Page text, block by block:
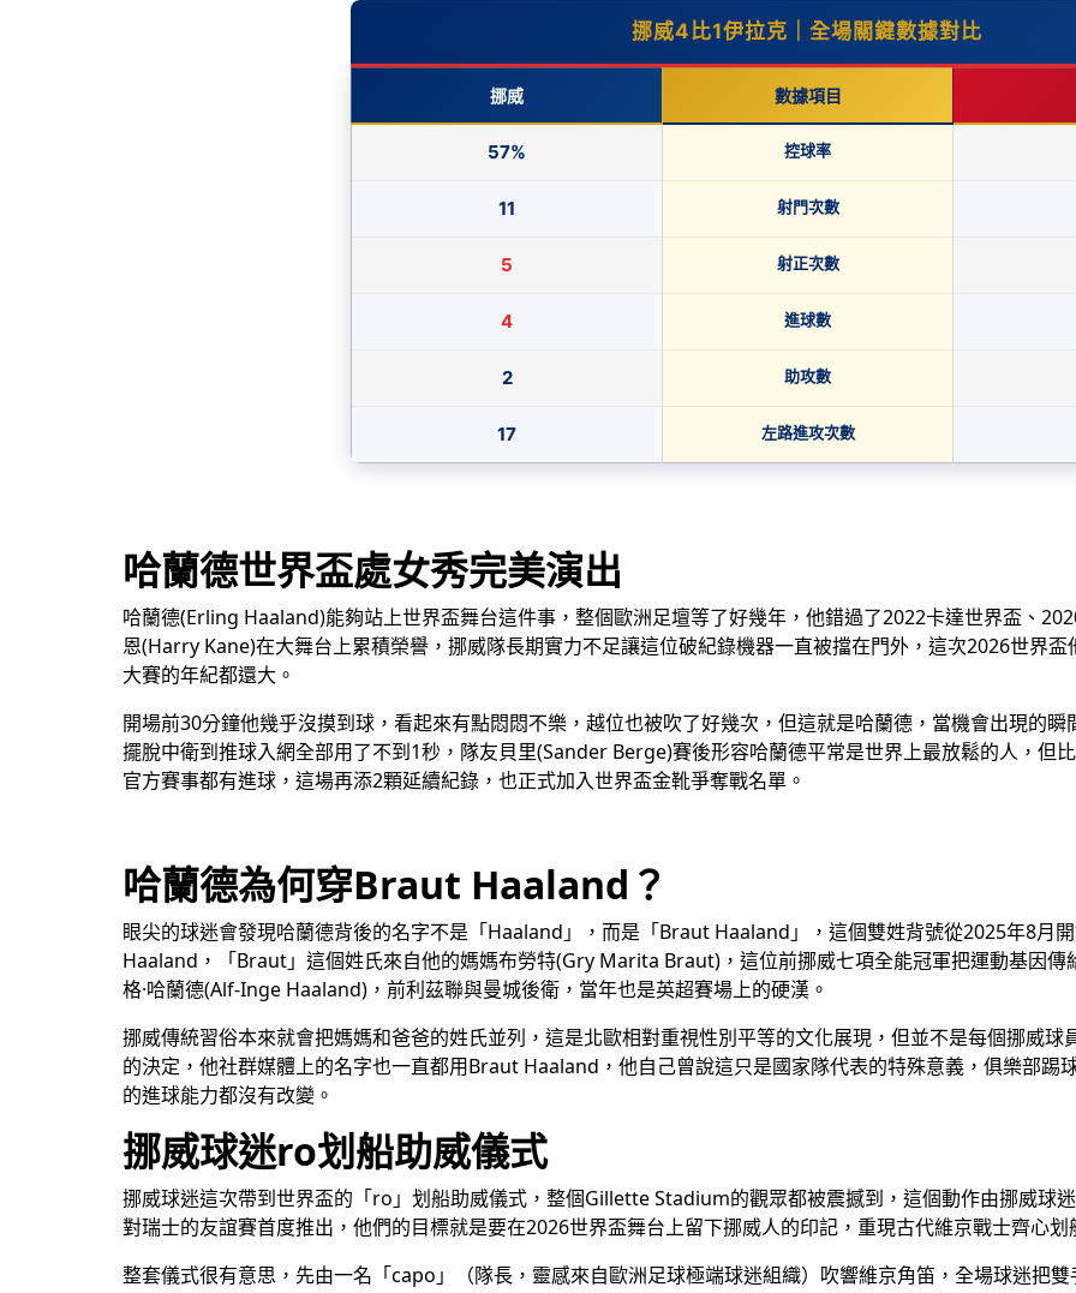
挪威4比1伊拉克｜全場關鍵數據對比
挪威 數據項目
57% 控球率
11 射門次數
5 射正次數
4 進球數
2 助攻數
17 左路進攻次數
哈蘭德世界盃處女秀完美演出
哈蘭德(Erling Haaland)能夠站上世界盃舞台這件事，整個歐洲足壇等了好幾年，他錯過了2022卡達世界盃、
恩(Harry Kane)在大舞台上累積榮譽，挪威隊長期實力不足讓這位破紀錄機器一直被擋在門外，這次2026世界
大賽的年紀都還大。
開場前30分鐘他幾乎沒摸到球，看起來有點悶悶不樂，越位也被吹了好幾次，但這就是哈蘭德，當機會出現的
擺脫中衛到推球入網全部用了不到1秒，隊友貝里(Sander Berge)賽後形容哈蘭德平常是世界上最放鬆的人，但
官方賽事都有進球，這場再添2顆延續紀錄，也正式加入世界盃金靴爭奪戰名單。
哈蘭德為何穿Braut Haaland？
眼尖的球迷會發現哈蘭德背後的名字不是「Haaland」，而是「Braut Haaland」，這個雙姓背號從2025年8月
Haaland，「Braut」這個姓氏來自他的媽媽布勞特(Gry Marita Braut)，這位前挪威七項全能冠軍把運動基因傳
格·哈蘭德(Alf-Inge Haaland)，前利茲聯與曼城後衛，當年也是英超賽場上的硬漢。
挪威傳統習俗本來就會把媽媽和爸爸的姓氏並列，這是北歐相對重視性別平等的文化展現，但並不是每個挪威
的決定，他社群媒體上的名字也一直都用Braut Haaland，他自己曾說這只是國家隊代表的特殊意義，俱樂部踢
的進球能力都沒有改變。
挪威球迷ro划船助威儀式
挪威球迷這次帶到世界盃的「ro」划船助威儀式，整個Gillette Stadium的觀眾都被震撼到，這個動作由挪威
對瑞士的友誼賽首度推出，他們的目標就是要在2026世界盃舞台上留下挪威人的印記，重現古代維京戰士齊心划
整套儀式很有意思，先由一名「capo」（隊長，靈感來自歐洲足球極端球迷組織）吹響維京角笛，全場球迷把